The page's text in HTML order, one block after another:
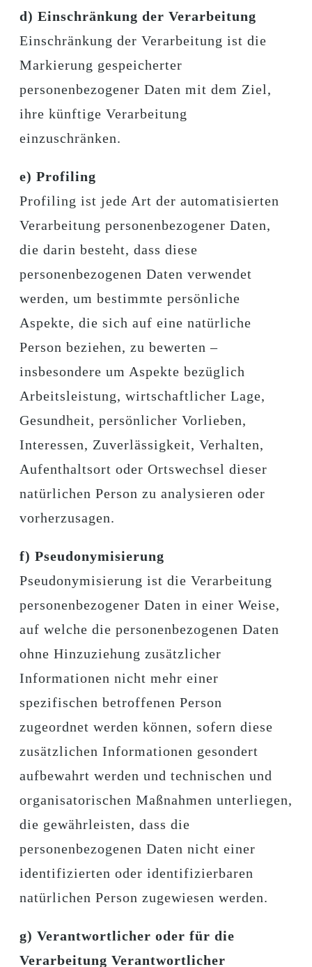
d) Einschränkung der Verarbeitung
Einschränkung der Verarbeitung ist die
Markierung gespeicherter
personenbezogener Daten mit dem Ziel,
ihre künftige Verarbeitung
einzuschränken.
e) Profiling
Profiling ist jede Art der automatisierten
Verarbeitung personenbezogener Daten,
die darin besteht, dass diese
personenbezogenen Daten verwendet
werden, um bestimmte persönliche
Aspekte, die sich auf eine natürliche
Person beziehen, zu bewerten –
insbesondere um Aspekte bezüglich
Arbeitsleistung, wirtschaftlicher Lage,
Gesundheit, persönlicher Vorlieben,
Interessen, Zuverlässigkeit, Verhalten,
Aufenthaltsort oder Ortswechsel dieser
natürlichen Person zu analysieren oder
vorherzusagen.
f) Pseudonymisierung
Pseudonymisierung ist die Verarbeitung
personenbezogener Daten in einer Weise,
auf welche die personenbezogenen Daten
ohne Hinzuziehung zusätzlicher
Informationen nicht mehr einer
spezifischen betroffenen Person
zugeordnet werden können, sofern diese
zusätzlichen Informationen gesondert
aufbewahrt werden und technischen und
organisatorischen Maßnahmen unterliegen,
die gewährleisten, dass die
personenbezogenen Daten nicht einer
identifizierten oder identifizierbaren
natürlichen Person zugewiesen werden.
g) Verantwortlicher oder für die
Verarbeitung Verantwortlicher